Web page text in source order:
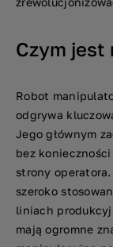
Czym jest
Robot
odgrywa
Jego głównym
bez
strony
szeroko
liniach
mają ogromne